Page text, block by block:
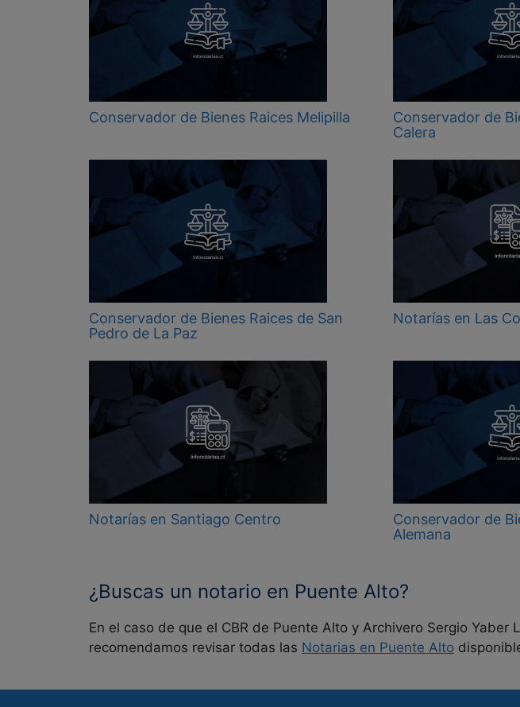
Conservador de Bienes Raices Melipilla
Conservador de
Calera
Conservador de Bienes Raices de San
Pedro de La Paz
Notarías en Las
Notarías en Santiago Centro
Conservador de
Alemana
¿Buscas un notario en Puente Alto?
En el caso de que el CBR de Puente Alto y Archivero Sergio
recomendamos revisar todas las Notarias en Puente Alto